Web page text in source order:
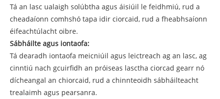
Tá an lasc ualaigh solúbtha agus áisiúil le feidhmiú, rud a
cheadaíonn comhshó tapa idir ciorcaid, rud a fheabhsaíonn
éifeachtúlacht oibre.
Sábháilte agus iontaofa:
Tá dearadh iontaofa meicniúil agus leictreach ag an lasc, ag
cinntiú nach gcuirfidh an próiseas lasctha ciorcad gearr nó
dícheangal an chiorcaid, rud a chinnteoidh sábháilteacht
trealaimh agus pearsanra.